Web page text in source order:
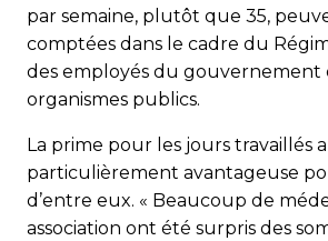
par semaine, plutôt que 35,
comptées dans le cadre du
des employés du gouvernement
organismes publics.
La prime pour les jours travaillés
particulièrement avantageuse
d’entre eux. « Beaucoup de
association ont été surpris des